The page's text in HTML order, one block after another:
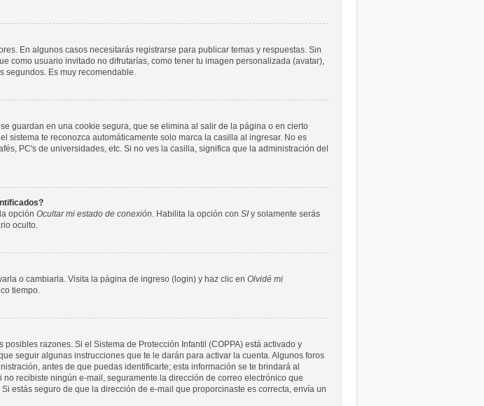
En algunos casos necesitarás registrarse para publicar temas y respuestas. Sin
como usuario invitado no difrutarías, como tener tu imagen personalizada (avatar),
segundos. Es muy recomendable.
guardan en una cookie segura, que se elimina al salir de la página o en cierto
sistema te reconozca automáticamente solo marca la casilla al ingresar. No es
PC's de universidades, etc. Si no ves la casilla, significa que la administración del
opción Ocultar mi estado de conexión . Habilita la opción con SI y solamente serás
oculto.
o cambiarla. Visita la página de ingreso (login) y haz clic en Olvidé mi
tiempo.
razones. Si el Sistema de Protección Infantil (COPPA) está activado y
seguir algunas instrucciones que te le darán para activar la cuenta. Algunos foros
antes de que puedas identificarte; esta información se te brindará al
recibiste ningún e-mail, seguramente la dirección de correo electrónico que
estás seguro de que la dirección de e-mail que proporcinaste es correcta, envía un